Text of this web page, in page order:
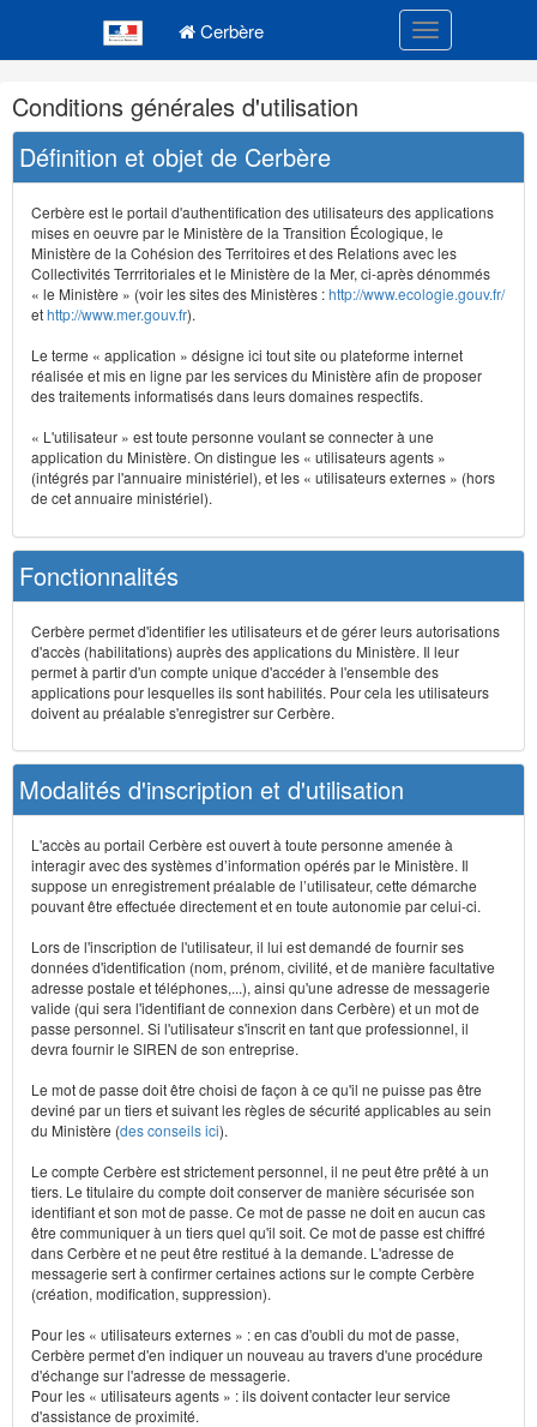
Cerbère Toggle
Navigation
et
outils
annexes
Conditions générales d'utilisation
Définition et objet de Cerbère
Cerbère est le portail d'authentification des utilisateurs des applications
mises en oeuvre par le Ministère de la Transition Écologique, le
Ministère de la Cohésion des Territoires et des Relations avec les
Collectivités Terrritoriales et le Ministère de la Mer, ci-après dénommés
« le Ministère » (voir les sites des Ministères :http://www.ecologie.gouv.fr/
ethttp://www.mer.gouv.fr).
Le terme « application » désigne ici tout site ou plateforme internet
réalisée et mis en ligne par les services du Ministère afin de proposer
des traitements informatisés dans leurs domaines respectifs.
« L'utilisateur » est toute personne voulant se connecter à une
application du Ministère. On distingue les « utilisateurs agents »
(intégrés par l'annuaire ministériel), et les « utilisateurs externes » (hors
de cet annuaire ministériel).
Fonctionnalités
Cerbère permet d'identifier les utilisateurs et de gérer leurs autorisations
d'accès (habilitations) auprès des applications du Ministère. Il leur
permet à partir d'un compte unique d'accéder à l'ensemble des
applications pour lesquelles ils sont habilités. Pour cela les utilisateurs
doivent au préalable s'enregistrer sur Cerbère.
Modalités d'inscription et d'utilisation
L'accès au portail Cerbère est ouvert à toute personne amenée à
interagir avec des systèmes d’information opérés par le Ministère. Il
suppose un enregistrement préalable de l’utilisateur, cette démarche
pouvant être effectuée directement et en toute autonomie par celui-ci.
Lors de l'inscription de l'utilisateur, il lui est demandé de fournir ses
données d'identification (nom, prénom, civilité, et de manière facultative
adresse postale et téléphones,...), ainsi qu'une adresse de messagerie
valide (qui sera l'identifiant de connexion dans Cerbère) et un mot de
passe personnel. Si l'utilisateur s'inscrit en tant que professionnel, il
devra fournir le SIREN de son entreprise.
Le mot de passe doit être choisi de façon à ce qu'il ne puisse pas être
deviné par un tiers et suivant les règles de sécurité applicables au sein
du Ministère (des conseils ici).
Le compte Cerbère est strictement personnel, il ne peut être prêté à un
tiers. Le titulaire du compte doit conserver de manière sécurisée son
identifiant et son mot de passe. Ce mot de passe ne doit en aucun cas
être communiquer à un tiers quel qu'il soit. Ce mot de passe est chiffré
dans Cerbère et ne peut être restitué à la demande. L'adresse de
messagerie sert à confirmer certaines actions sur le compte Cerbère
(création, modification, suppression).
Pour les « utilisateurs externes » : en cas d'oubli du mot de passe,
Cerbère permet d'en indiquer un nouveau au travers d'une procédure
d'échange sur l'adresse de messagerie.
Pour les « utilisateurs agents » : ils doivent contacter leur service
d'assistance de proximité.